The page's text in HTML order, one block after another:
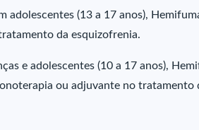
adolescentes (13 a 17 anos),
da esquizofrenia.
e adolescentes (10 a 17 anos),
ou adjuvante no tratamento